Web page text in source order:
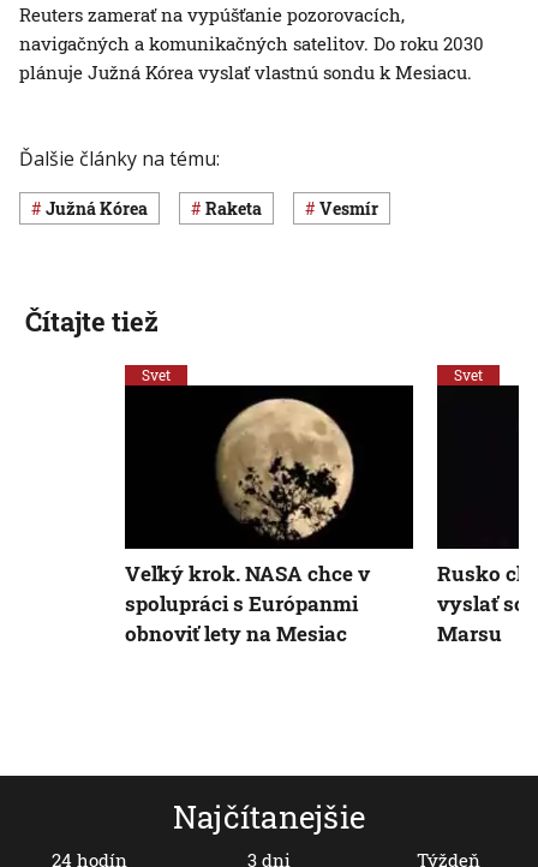
Reuters zamerať na vypúšťanie pozorovacích,
navigačných a komunikačných satelitov. Do roku 2030
plánuje Južná Kórea vyslať vlastnú sondu k Mesiacu.
Ďalšie články na tému:
Južná Kórea raketa vesmír
Najčítanejšie
24 hodín 3 dni Týždeň
Čítajte tiež
Svet
Veľký krok. NASA chce v
spolupráci s Európanmi
obnoviť lety na Mesiac
Svet
Rusko
vyslať
Marsu